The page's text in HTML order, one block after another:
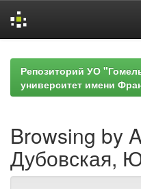
navigationРепозиторий УО
университет имени
Browsing by
Дубовская,